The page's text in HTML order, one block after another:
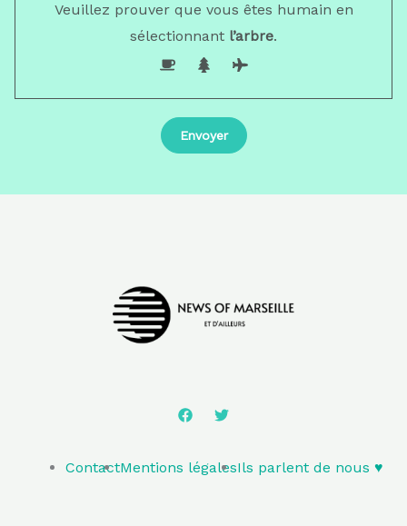
Veuillez prouver que vous êtes humain en
sélectionnant l’arbre.
ContactMentions légalesIls parlent de nous ♥️